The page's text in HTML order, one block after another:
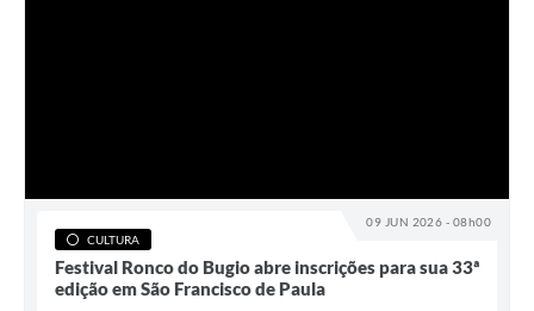
09 JUN 2026 - 08h00
CULTURA
Festival Ronco do Bugio abre inscrições para sua 33ª
edição em São Francisco de Paula